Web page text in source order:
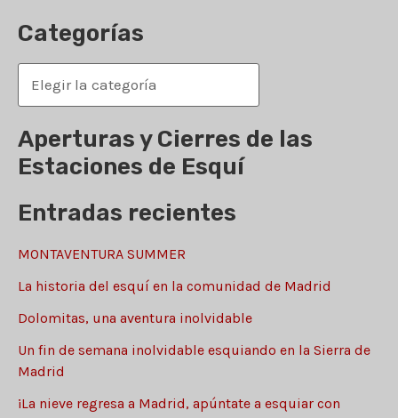
s
r
p
o
:
Categorías
a
t
e
o
r
Aperturas y Cierres de las
Estaciones de Esquí
Entradas recientes
MONTAVENTURA SUMMER
La historia del esquí en la comunidad de Madrid
Dolomitas, una aventura inolvidable
Un fin de semana inolvidable esquiando en la Sierra de
Madrid
¡La nieve regresa a Madrid, apúntate a esquiar con